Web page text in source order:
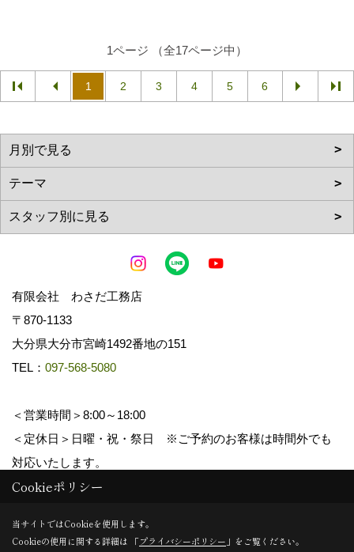
1ページ （全17ページ中）
1 2 3 4 5 6
有限会社 わさだ工務店
〒870-1133
大分県大分市宮崎1492番地の151
TEL： 097-568-5080
＜営業時間＞8:00～18:00
＜定休日＞日曜・祝・祭日 ※ご予約のお客様は時間外でも
対応いたします。
Copyright (c) wasadakomuten. All Rights Reserved.
Produced byゴデスクリエイト
Cookieポリシー
当サイトではCookieを使用します。
Cookieの使用に関する詳細は 「プライバシーポリシー 」をご覧ください。